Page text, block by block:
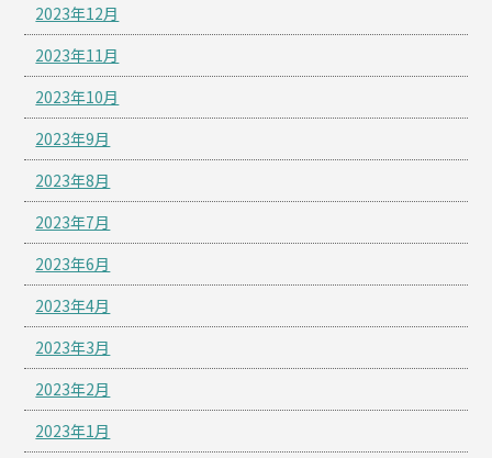
2023年12月
2023年11月
2023年10月
2023年9月
2023年8月
2023年7月
2023年6月
2023年4月
2023年3月
2023年2月
2023年1月